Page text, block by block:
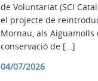
de Voluntariat (SCI
el projecte de
Mornau, als
conservació de […]
04/07/2026